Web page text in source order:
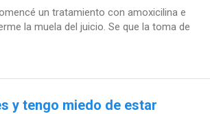
un tratamiento con amoxicilina e
la muela del juicio. Se que la toma de
y tengo miedo de estar